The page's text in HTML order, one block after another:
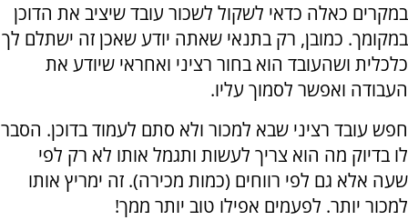
במקרים כאלה כדאי לשקול לשכור עובד שיציב את הדוכן
במקומך. כמובן, רק בתנאי שאתה יודע שאכן זה ישתלם לך
כלכלית ושהעובד הוא בחור רציני ואחראי שיודע את
העבודה ואפשר לסמוך עליו.
חפש עובד רציני שבא למכור ולא סתם לעמוד בדוכן. הסבר
לו בדיוק מה הוא צריך לעשות ותגמל אותו לא רק לפי
שעה אלא גם לפי רווחים (כמות מכירה). זה ימריץ אותו
למכור יותר. לפעמים אפילו טוב יותר ממך!